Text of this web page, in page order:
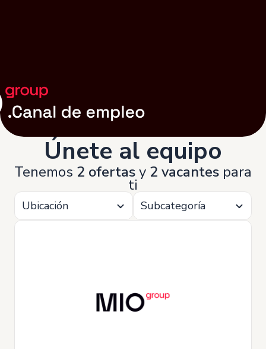
Únete al equipo
Tenemos 2 ofertasy 2 vacantes para
ti
Ubicación Subcategoría